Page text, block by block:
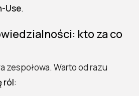
Use.
kto za co
zespołowa. Warto od razu
ról: